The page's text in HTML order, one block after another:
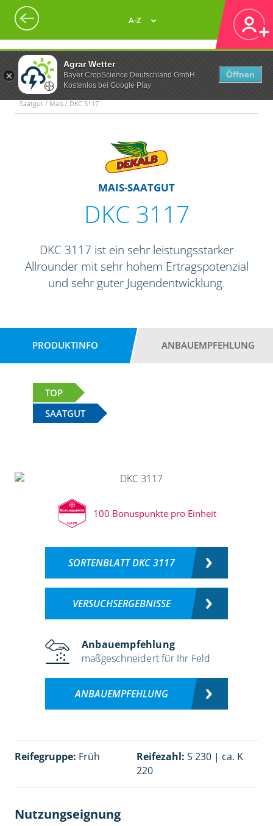
Agrar Wetter
Bayer CropScience Deutschland GmbH
Kostenlos bei Google Play
Öffnen
A-Z
Saatgut / Mais / DKC 3117
MAIS-SAATGUT
DKC 3117
DKC 3117 ist ein sehr leistungsstarker
Allrounder mit sehr hohem Ertragspotenzial
und sehr guter Jugendentwicklung.
PRODUKTINFO ANBAUEMPFEHLUNG
TOP
SAATGUT
100 Bonuspunkte pro Einheit
SORTENBLATT DKC 3117
VERSUCHSERGEBNISSE
Anbauempfehlung
maßgeschneidert für Ihr Feld
ANBAUEMPFEHLUNG
Reifegruppe: Früh Reifezahl: S 230 | ca. K
220
Nutzungseignung